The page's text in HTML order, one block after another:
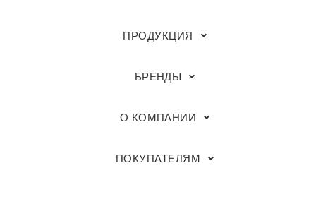
ПРОДУКЦИЯ
БРЕНДЫ
О КОМПАНИИ
ПОКУПАТЕЛЯМ